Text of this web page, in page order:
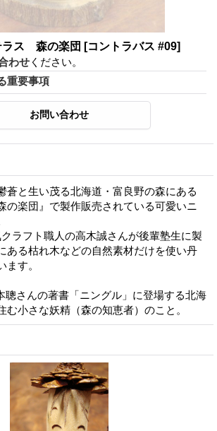
ラス 森の楽団 [コントラバス #09]
わせ ください。
重要事項
蒼と生い茂る北海道・富良野の森にある
の楽団』で製作販売されている可愛いニ
ラフト職人の高木誠さんが後輩塾生に製
ある枯れ木などの自然素材だけを使い丹
ます。
さんの著書「ニングル」に登場する北海
む小さな妖精（森の知恵者）のこと。